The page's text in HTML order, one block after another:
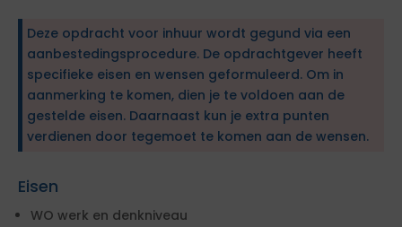
Deze opdracht voor inhuur wordt gegund via een
aanbestedingsprocedure. De opdrachtgever heeft
specifieke eisen en wensen geformuleerd. Om in
aanmerking te komen, dien je te voldoen aan de
gestelde eisen. Daarnaast kun je extra punten
verdienen door tegemoet te komen aan de wensen.
Eisen
WO werk en denkniveau